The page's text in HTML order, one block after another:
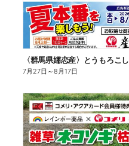
〈群馬県嬬恋産〉とうもろこし
7月27日 ～8月17日